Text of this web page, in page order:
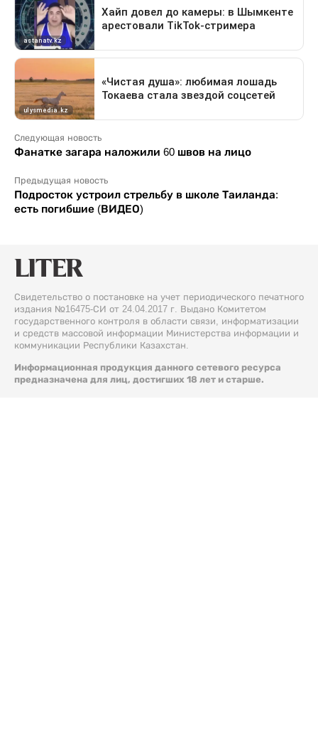
Следующая новость
Фанатке загара наложили 60 швов на лицо
Предыдущая новость
Подросток устроил стрельбу в школе Таиланда:
есть погибшие (ВИДЕО)
Свидетельство о постановке на учет периодического печатного
издания №16475-СИ от 24.04.2017 г. Выдано Комитетом
государственного контроля в области связи, информатизации
и средств массовой информации Министерства информации и
коммуникации Республики Казахстан.
Информационная продукция данного сетевого ресурса
предназначена для лиц, достигших 18 лет и старше.